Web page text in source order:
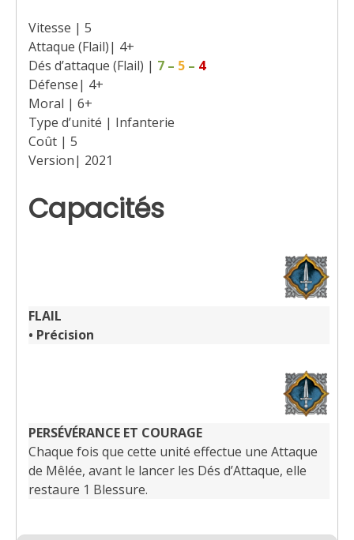
Vitesse | 5
Attaque (Flail)| 4+
Dés d’attaque (Flail) | 7 – 5 – 4
Défense| 4+
Moral | 6+
Type d’unité | Infanterie
Coût | 5
Version| 2021
Capacités
FLAIL
• Précision
PERSÉVÉRANCE ET COURAGE
Chaque fois que cette unité effectue une Attaque
de Mêlée, avant le lancer les Dés d’Attaque, elle
restaure 1 Blessure.